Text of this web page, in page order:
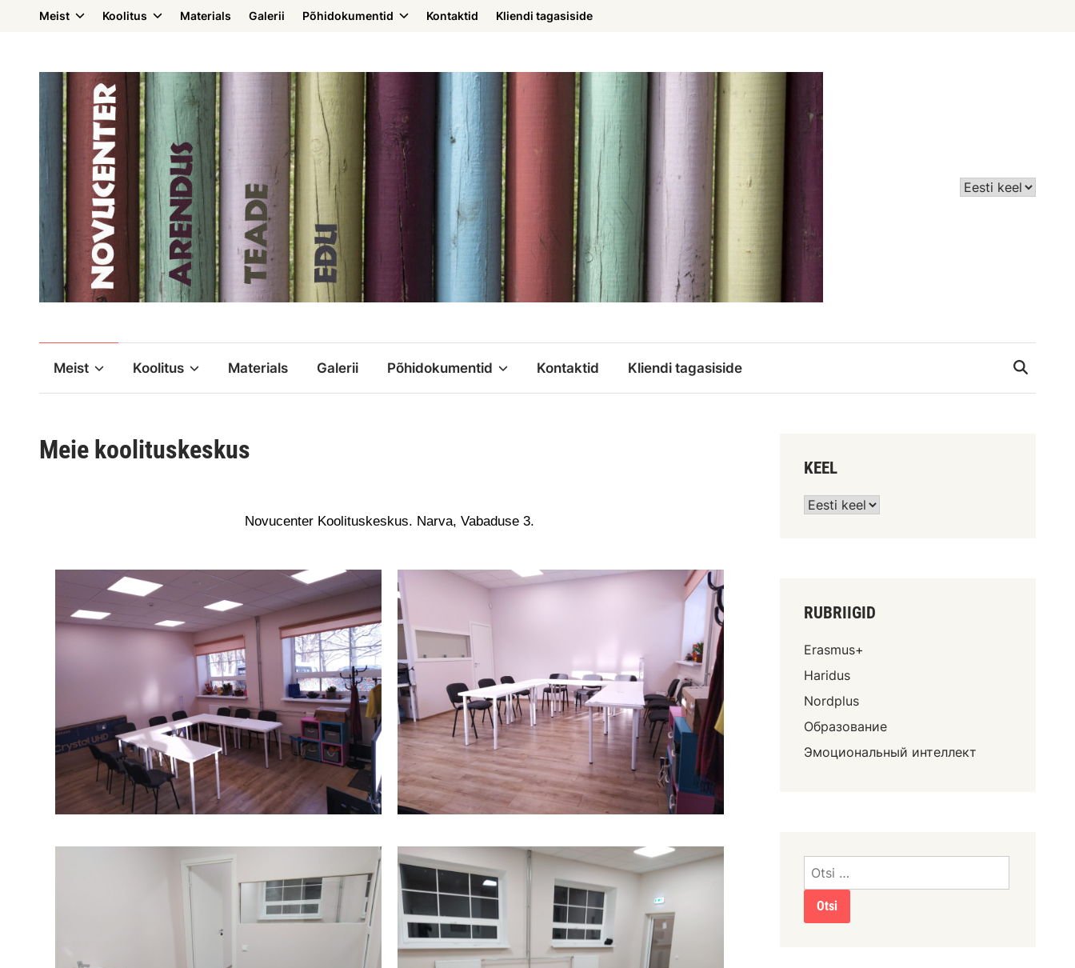
Meist Koolitus Materials Galerii Põhidokumentid Kontaktid Kliendi tagasiside
Meist Koolitus Materials Galerii Põhidokumentid Kontaktid Kliendi tagasiside
Meie koolituskeskus
Novucenter Koolituskeskus. Narva, Vabaduse 3.
KEEL
RUBRIIGID
Erasmus+
Haridus
Nordplus
Образование
Эмоциональный интеллект